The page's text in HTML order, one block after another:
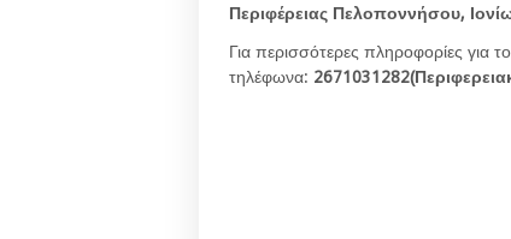
Περιφέρειας Πελοποννήσου,
Για περισσότερες πληροφορίες για
τηλέφωνα: